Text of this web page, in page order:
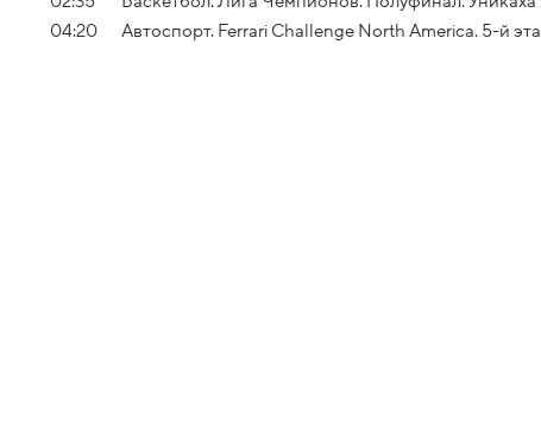
04:20
Автоспорт. Ferrari Challenge North America. 5-й